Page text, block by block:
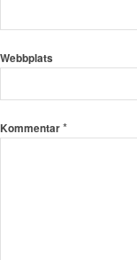
Webbplats
Kommentar*